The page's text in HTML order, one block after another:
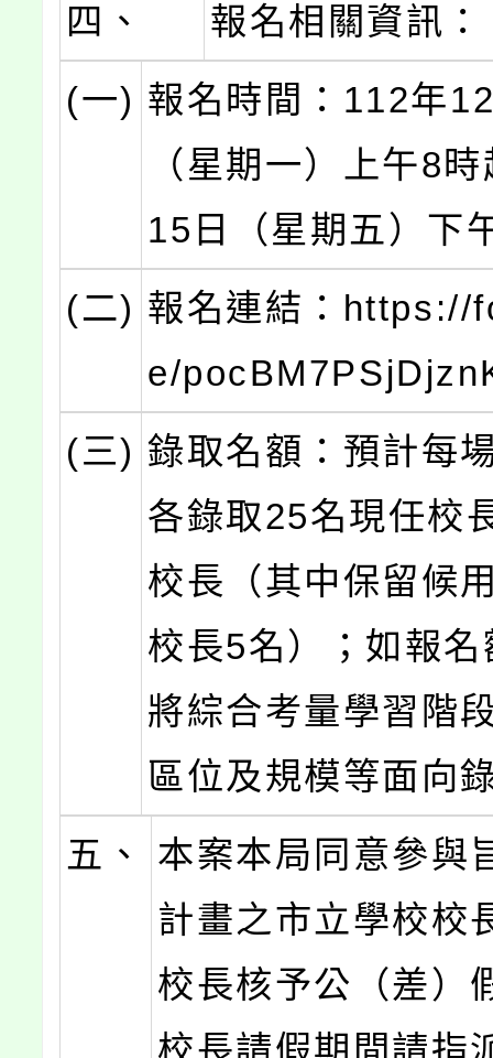
四、
報名相關資訊：
(一) 報名時間：112年
（星期一）上午8
15日（星期五）下
(二) 報名連結：https://
e/
(三) 錄取名額：預計每
各錄取25名現任校
校長（其中保留候
校長5名）；如報
將綜合考量學習階
區位及規模等面向
五、
本案本局同意參與
計畫之市立學校校
校長核予公（差）
校長請假期間請指